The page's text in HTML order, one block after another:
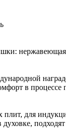
в процессе
плит, для